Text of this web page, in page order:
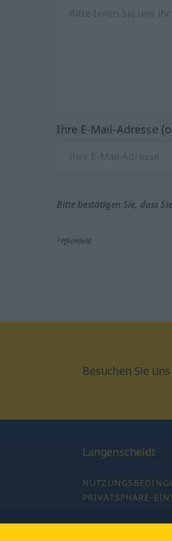
Ihre E-Mail-Adresse
Bitte bestätigen Sie, dass
*Pflichtfeld
Besuchen Sie
Langenscheidt
PRIVATSPHÄRE-